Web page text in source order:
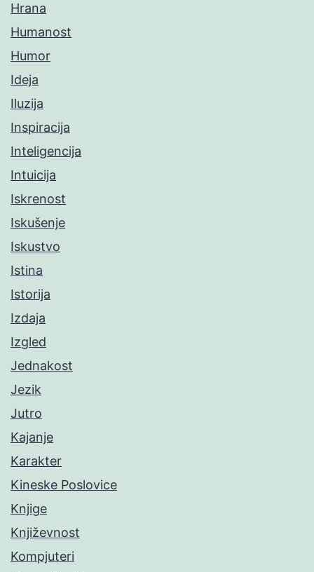
Hrana
Humanost
Humor
Ideja
Iluzija
Inspiracija
Inteligencija
Intuicija
Iskrenost
Iskušenje
Iskustvo
Istina
Istorija
Izdaja
Izgled
Jednakost
Jezik
Jutro
Kajanje
Karakter
Kineske Poslovice
Knjige
Književnost
Kompjuteri